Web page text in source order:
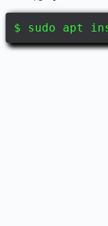
$ sudo apt